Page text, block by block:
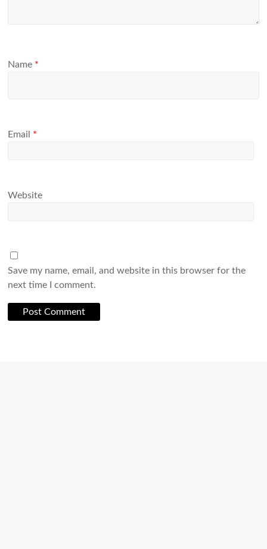
Name *
Email *
Website
Save my name, email, and website in this browser for the
next time I comment.